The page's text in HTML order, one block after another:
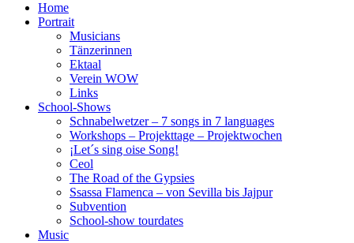
Home
Portrait
Musicians
Tänzerinnen
Ektaal
Verein WOW
Links
School-Shows
Schnabelwetzer – 7 songs in 7 languages
Workshops – Projekttage – Projektwochen
¡Let´s sing oise Song!
Ceol
The Road of the Gypsies
Ssassa Flamenca – von Sevilla bis Jajpur
Subvention
School-show tourdates
Music